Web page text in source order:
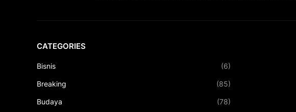
CATEGORIES
Bisnis (6)
Breaking (85)
Budaya (78)